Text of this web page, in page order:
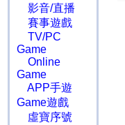
影音/直播
賽事遊戲
TV/PC
Game
Online
Game
APP手遊
Game遊戲
虛寶序號